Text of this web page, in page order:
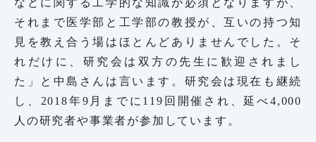
などに関する工学的な知識が必須となりますが、
それまで医学部と工学部の教授が、互いの持つ知
見を教え合う場はほとんどありませんでした。そ
れだけに、研究会は双方の先生に歓迎されまし
た」と中島さんは言います。研究会は現在も継続
し、2018年9月までに119回開催され、延べ4,000
人の研究者や事業者が参加しています。